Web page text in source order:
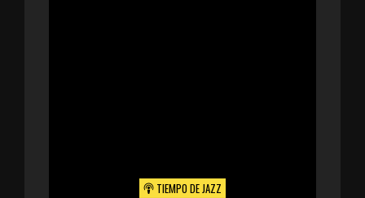
TIEMPO DE JAZZ